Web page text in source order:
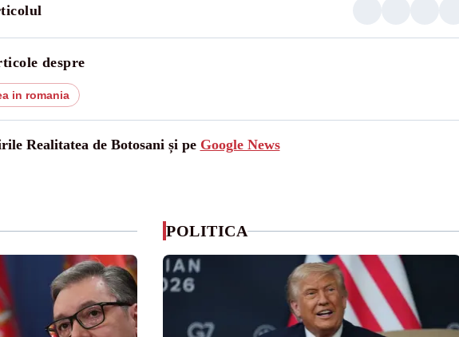
despre
in romania
Realitatea de Botosani și pe Google News
POLITICA